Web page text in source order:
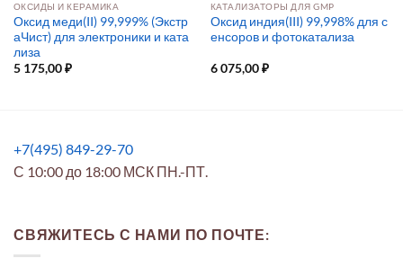
ОКСИДЫ И КЕРАМИКА
Оксид меди(II) 99,999% (Экстр
аЧист) для электроники и ката
лиза
5 175,00₽
КАТАЛИЗАТОРЫ ДЛЯ GMP
Оксид индия(III) 99,998% для с
енсоров и фотокатализа
6 075,00₽
+7(495) 849-29-70
С 10:00 до 18:00 МСК ПН.-ПТ.
СВЯЖИТЕСЬ С НАМИ ПО ПОЧТЕ: